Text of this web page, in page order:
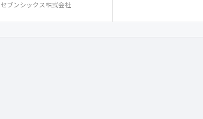
セブンシックス株式会社